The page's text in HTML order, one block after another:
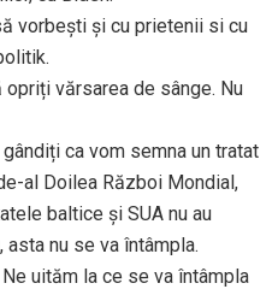
vorbești și cu prietenii si cu
opriți vărsarea de sânge. Nu
ca vom semna un tratat
al Doilea Război Mondial,
baltice și SUA nu au
nu se va întâmpla.
uităm la ce se va întâmpla